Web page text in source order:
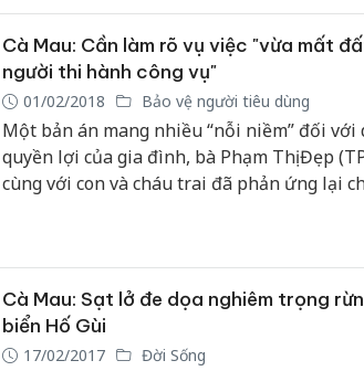
Cà Mau: Cần làm rõ vụ việc "vừa mất
người thi hành công vụ"
01/02/2018 Bảo vệ người tiêu dùng
Một bản án mang nhiều “nỗi niềm” đối với
quyền lợi của gia đình, bà Phạm Thị Đẹp
cùng với con và cháu trai đã phản ứng lại
Cà Mau: Sạt lở đe dọa nghiêm trọng
biển Hố Gùi
17/02/2017 Đời Sống